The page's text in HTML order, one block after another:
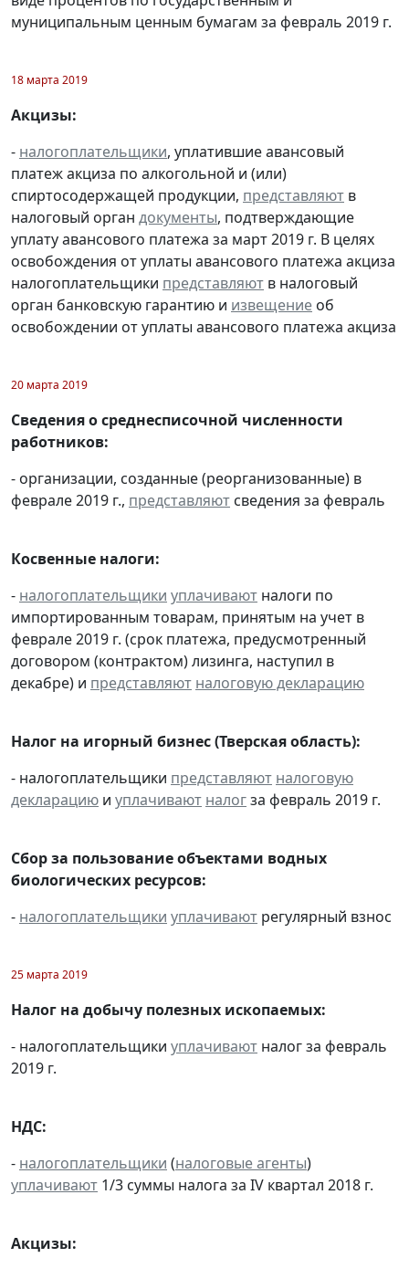
муниципальным ценным бумагам за февраль 2019 г.
18 марта 2019
Акцизы:
- налогоплательщики, уплатившие авансовый
платеж акциза по алкогольной и (или)
спиртосодержащей продукции, представляют в
налоговый орган документы, подтверждающие
уплату авансового платежа за март 2019 г. В целях
освобождения от уплаты авансового платежа акциза
налогоплательщики представляют в налоговый
орган банковскую гарантию и извещение об
освобождении от уплаты авансового платежа акциза
20 марта 2019
Сведения о среднесписочной численности
работников:
- организации, созданные (реорганизованные) в
феврале 2019 г., представляют сведения за февраль
Косвенные налоги:
- налогоплательщики уплачивают налоги по
импортированным товарам, принятым на учет в
феврале 2019 г. (срок платежа, предусмотренный
договором (контрактом) лизинга, наступил в
декабре) и представляют налоговую декларацию
Налог на игорный бизнес (Тверская область):
- налогоплательщики представляют налоговую
декларацию и уплачивают налогза февраль 2019 г.
Сбор за пользование объектами водных
биологических ресурсов:
- налогоплательщики уплачивают регулярный взнос
25 марта 2019
Налог на добычу полезных ископаемых:
- налогоплательщики уплачивают налог за февраль
2019 г.
НДС:
- налогоплательщики (налоговые агенты)
уплачивают 1/3 суммы налога за IV квартал 2018 г.
Акцизы: